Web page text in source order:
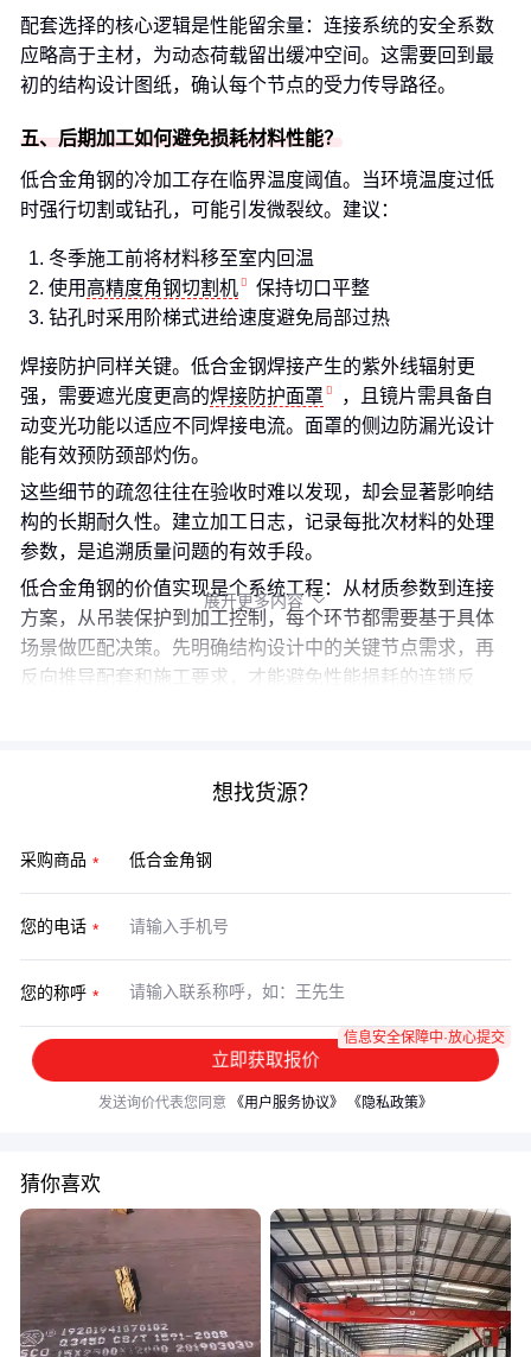
配套选择的核心逻辑是性能留余量：连接系统的安全系数
应略高于主材，为动态荷载留出缓冲空间。这需要回到最
初的结构设计图纸，确认每个节点的受力传导路径。
五、后期加工如何避免损耗材料性能？
低合金角钢的冷加工存在临界温度阈值。当环境温度过低
时强行切割或钻孔，可能引发微裂纹。建议：
冬季施工前将材料移至室内回温
使用 高精度角钢切割机
保持切口平整
钻孔时采用阶梯式进给速度避免局部过热
焊接防护同样关键。低合金钢焊接产生的紫外线辐射更
强，需要遮光度更高的焊接防护面罩
，且镜片需具备自
动变光功能以适应不同焊接电流。面罩的侧边防漏光设计
能有效预防颈部灼伤。
这些细节的疏忽往往在验收时难以发现，却会显著影响结
构的长期耐久性。建立加工日志，记录每批次材料的处理
参数，是追溯质量问题的有效手段。
低合金角钢的价值实现是个系统工程：从材质参数到连接
方案，从吊装保护到加工控制，每个环节都需要基于具体
场景做匹配决策。先明确结构设计中的关键节点需求，再
反向推导配套和施工要求，才能避免性能损耗的连锁反
展开更多内容 
想找货源？
采购商品
您的电话
您的称呼
立即获取报价
信息安全保障中·放心提交
发送询价代表您同意 《用户服务协议》 《隐私政策》
猜你喜欢